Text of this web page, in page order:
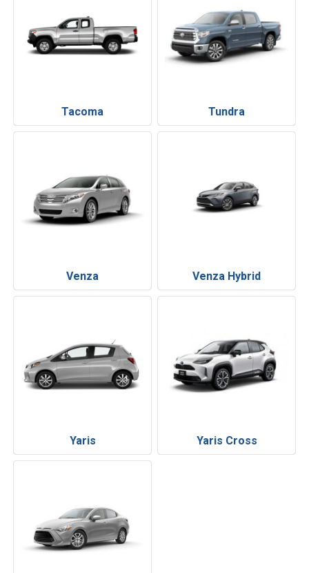
Tacoma Tundra
Venza Venza Hybrid
Yaris Yaris Cross